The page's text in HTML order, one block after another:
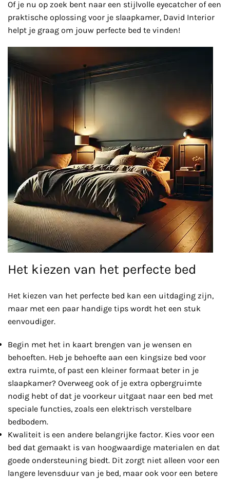
Of je nu op zoek bent naar een stijlvolle eyecatcher of een
praktische oplossing voor je slaapkamer, David Interior
helpt je graag om jouw perfecte bed te vinden!
Het kiezen van het perfecte bed
Het kiezen van het perfecte bed kan een uitdaging zijn,
maar met een paar handige tips wordt het een stuk
eenvoudiger.
Begin met het in kaart brengen van je wensen en
behoeften. Heb je behoefte aan een kingsize bed voor
extra ruimte, of past een kleiner formaat beter in je
slaapkamer? Overweeg ook of je extra opbergruimte
nodig hebt of dat je voorkeur uitgaat naar een bed met
speciale functies, zoals een elektrisch verstelbare
bedbodem.
Kwaliteit is een andere belangrijke factor. Kies voor een
bed dat gemaakt is van hoogwaardige materialen en dat
goede ondersteuning biedt. Dit zorgt niet alleen voor een
langere levensduur van je bed, maar ook voor een betere